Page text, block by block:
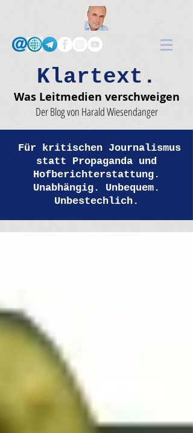
Klartext.
Was Leitmedien verschweigen
Der Blog von Harald Wiesendanger
Für kritischen Journalismus
statt Propaganda und
Hofberichterstattung.
Unabhängig. Unbequem.
Unbestechlich.